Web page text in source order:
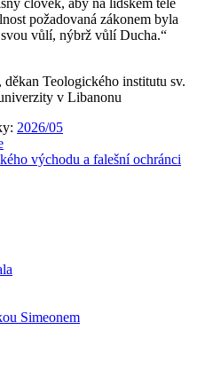
požadovaná zákonem byla
vůlí, nýbrž vůlí Ducha.“
Teologického institutu sv.
v Libanonu
2026/05
východu a falešní ochránci
Simeonem